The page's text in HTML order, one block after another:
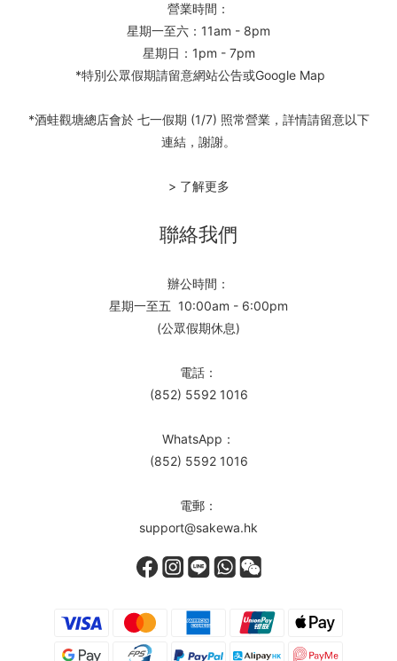
營業時間：
星期一至六：11am - 8pm
星期日：1pm - 7pm
*特別公眾假期請留意網站公告或Google Map
*酒蛙觀塘總店會於 七一假期 (1/7) 照常營業，詳情請留意以下
連結，謝謝。
> 了解更多
聯絡我們
辦公時間：
星期一至五 10:00am - 6:00pm
(公眾假期休息)
電話：
(852) 5592 1016
WhatsApp：
(852) 5592 1016
電郵：
support@sakewa.hk